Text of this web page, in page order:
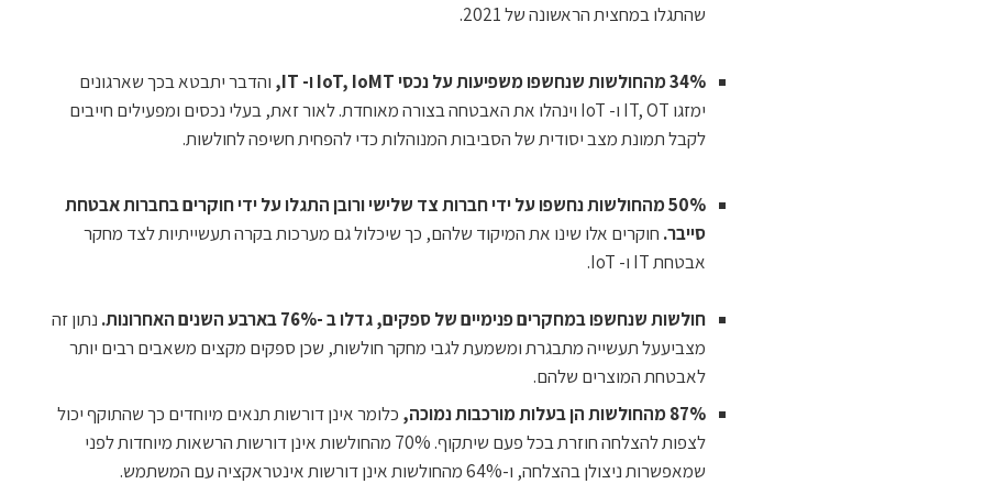
שהתגלו במחצית הראשונה של 2021.
34% מהחולשות שנחשפו משפיעות על נכסי IoT, IoMT ו- IT,
והדבר יתבטא בכך שארגונים
ימזגו IT, OT ו- IoT וינהלו את האבטחה בצורה מאוחדת. לאור זאת, בעלי נכסים ומפעילים חייבים
לקבל תמונת מצב יסודית של הסביבות המנוהלות כדי להפחית חשיפה לחולשות.
50% מהחולשות נחשפו על ידי חברות צד שלישי ורובן התגלו על ידי חוקרים בחברות אבטחת
סייבר. חוקרים אלו שינו את המיקוד שלהם, כך שיכלול גם מערכות בקרה תעשייתיות לצד מחקר
אבטחת IT ו- IoT.
חולשות שנחשפו במחקרים פנימיים של ספקים, גדלו ב -76% בארבע השנים האחרונות.
נתון זה
מצביעעל תעשייה מתבגרת ומשמעת לגבי מחקר חולשות, שכן ספקים מקצים משאבים רבים יותר
לאבטחת המוצרים שלהם.
87% מהחולשות הן בעלות מורכבות נמוכה,
כלומר אינן דורשות תנאים מיוחדים כך שהתוקף יכול
לצפות להצלחה חוזרת בכל פעם שיתקוף. 70% מהחולשות אינן דורשות הרשאות מיוחדות לפני
שמאפשרות ניצולן בהצלחה, ו-64% מהחולשות אינן דורשות אינטראקציה עם המשתמש.